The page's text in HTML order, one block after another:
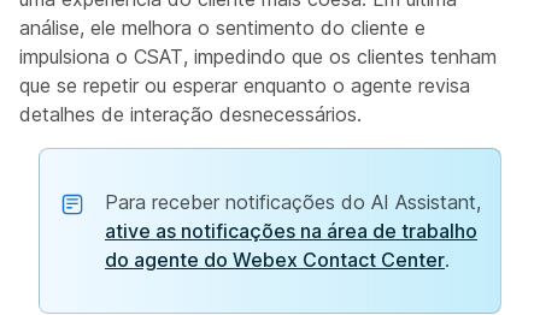
análise, ele melhora o sentimento do cliente e
impulsiona o CSAT, impedindo que os clientes tenham
que se repetir ou esperar enquanto o agente revisa
detalhes de interação desnecessários.
Para receber notificações do AI Assistant,
ative as notificações na área de trabalho
do agente do Webex Contact Center.